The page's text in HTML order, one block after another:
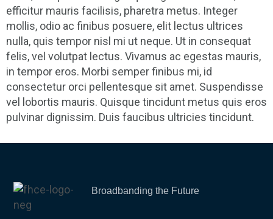
efficitur mauris facilisis, pharetra metus. Integer
mollis, odio ac finibus posuere, elit lectus ultrices
nulla, quis tempor nisl mi ut neque. Ut in consequat
felis, vel volutpat lectus. Vivamus ac egestas mauris,
in tempor eros. Morbi semper finibus mi, id
consectetur orci pellentesque sit amet. Suspendisse
vel lobortis mauris. Quisque tincidunt metus quis eros
pulvinar dignissim. Duis faucibus ultricies tincidunt.
Broadbanding the Future